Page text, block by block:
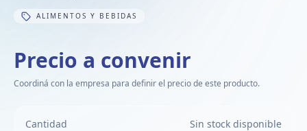
ALIMENTOS Y BEBIDAS
Precio a convenir
Coordiná con la empresa para definir el precio de este producto.
Cantidad Sin stock disponible